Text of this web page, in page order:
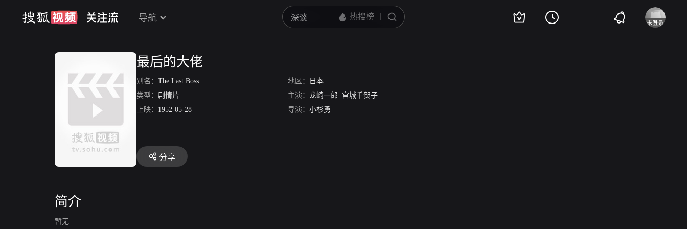
导航
最后的大佬
别名： The Last Boss 地区：
日本
类型： 剧情片 主演： 龙崎一郎
宫城千贺子
上映： 1952-05-28 导演： 小杉勇
分享
简介
暂无